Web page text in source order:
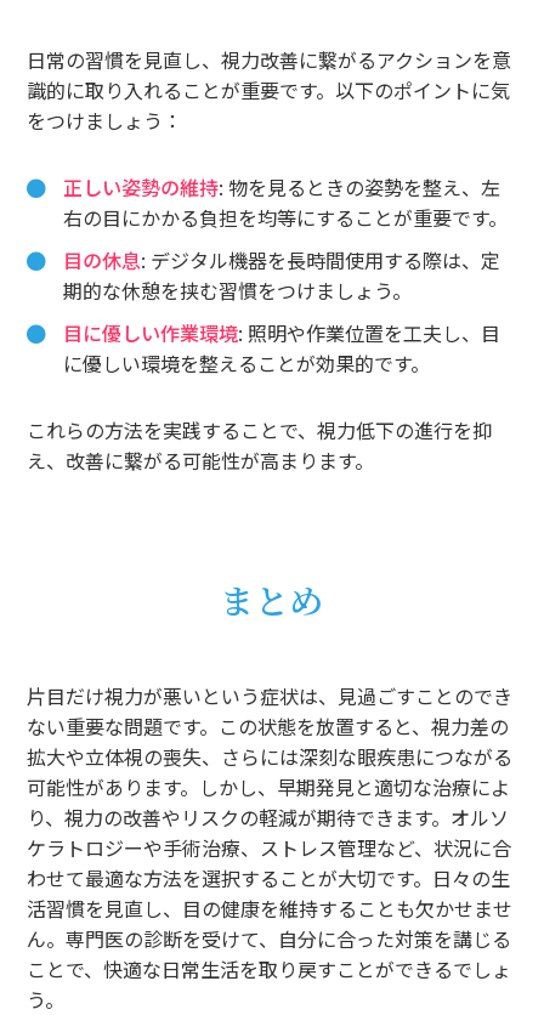
日常の習慣を見直し、視力改善に繋がるアクションを意
識的に取り入れることが重要です。以下のポイントに気
をつけましょう：
正しい姿勢の維持: 物を見るときの姿勢を整え、左
右の目にかかる負担を均等にすることが重要です。
目の休息: デジタル機器を長時間使用する際は、定
期的な休憩を挟む習慣をつけましょう。
目に優しい作業環境: 照明や作業位置を工夫し、目
に優しい環境を整えることが効果的です。
これらの方法を実践することで、視力低下の進行を抑
え、改善に繋がる可能性が高まります。
まとめ
片目だけ視力が悪いという症状は、見過ごすことのでき
ない重要な問題です。この状態を放置すると、視力差の
拡大や立体視の喪失、さらには深刻な眼疾患につながる
可能性があります。しかし、早期発見と適切な治療によ
り、視力の改善やリスクの軽減が期待できます。オルソ
ケラトロジーや手術治療、ストレス管理など、状況に合
わせて最適な方法を選択することが大切です。日々の生
活習慣を見直し、目の健康を維持することも欠かせませ
ん。専門医の診断を受けて、自分に合った対策を講じる
ことで、快適な日常生活を取り戻すことができるでしょ
う。